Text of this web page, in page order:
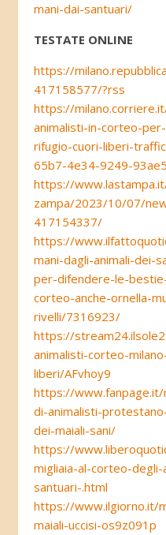
mani-dai-santuari/
TESTATE ONLINE
https://
417158577/?rss
https://
animalisti-in-corteo-
rifugio-cuori-liberi-
65b7-4e34-9249-
https://
zampa/2023/10/07/
417154337/
https://
mani-dagli-animali-dei-
per-difendere-le-
corteo-anche-ornella-
rivelli/7316923/
https://
animalisti-corteo-
liberi/AFvhoy9
https://www.fanpage.it/
di-animalisti-
dei-maiali-sani/
https://
migliaia-al-corteo-
santuari-.html
https://www.ilgiorno.it/
maiali-uccisi-os9z091p